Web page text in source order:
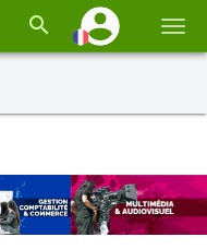
la